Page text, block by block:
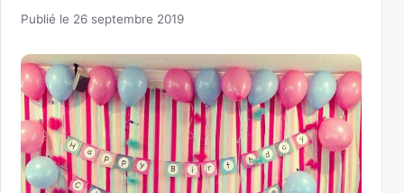
Publié le 26 septembre 2019